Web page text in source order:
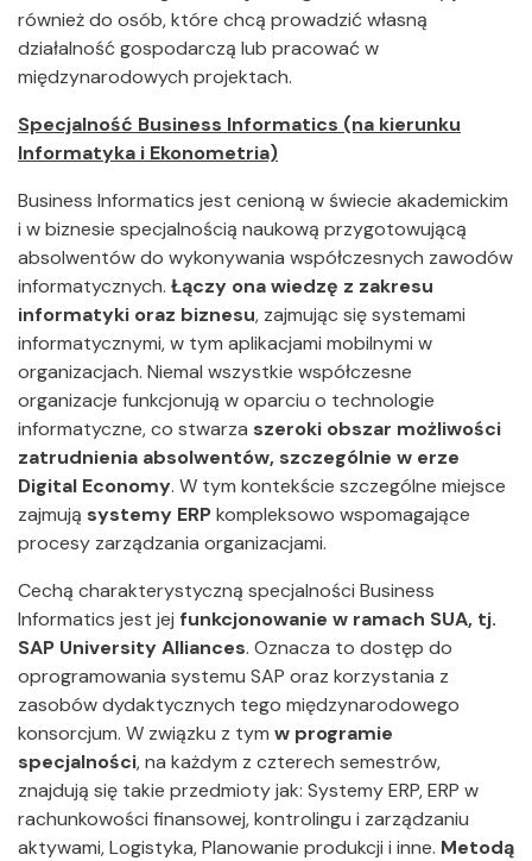
również do osób, które chcą prowadzić własną
działalność gospodarczą lub pracować w
międzynarodowych projektach.
Specjalność Business Informatics (na kierunku
Informatyka i Ekonometria)
Business Informatics jest cenioną w świecie akademickim
i w biznesie specjalnością naukową przygotowującą
absolwentów do wykonywania współczesnych zawodów
informatycznych. Łączy ona wiedzę z zakresu
informatyki oraz biznesu, zajmując się systemami
informatycznymi, w tym aplikacjami mobilnymi w
organizacjach. Niemal wszystkie współczesne
organizacje funkcjonują w oparciu o technologie
informatyczne, co stwarza szeroki obszar możliwości
zatrudnienia absolwentów, szczególnie w erze
Digital Economy. W tym kontekście szczególne miejsce
zajmują systemy ERPkompleksowo wspomagające
procesy zarządzania organizacjami.
Cechą charakterystyczną specjalności Business
Informatics jest jej funkcjonowanie w ramach SUA, tj.
SAP University Alliances. Oznacza to dostęp do
oprogramowania systemu SAP oraz korzystania z
zasobów dydaktycznych tego międzynarodowego
konsorcjum. W związku z tym w programie
specjalności, na każdym z czterech semestrów,
znajdują się takie przedmioty jak: Systemy ERP, ERP w
rachunkowości finansowej, kontrolingu i zarządzaniu
aktywami, Logistyka, Planowanie produkcji i inne. Metodą